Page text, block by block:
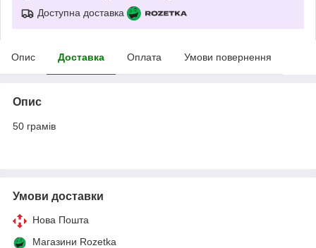
Доступна доставка
Опис Доставка Оплата Умови повернення
Опис
50 грамів
Умови доставки
Нова Пошта
Магазини Rozetka